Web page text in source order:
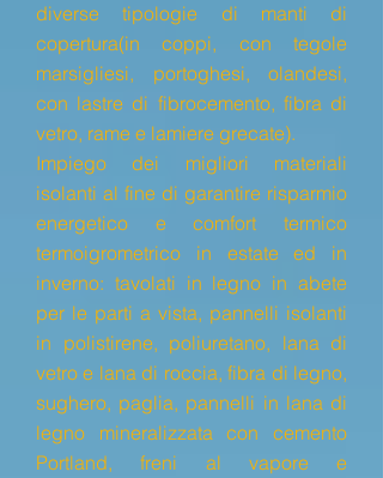
diverse tipologie di manti di
copertura(in coppi, con tegole
marsigliesi, portoghesi, olandesi,
con lastre di fibrocemento, fibra di
vetro, rame e lamiere grecate).
Impiego dei migliori materiali
isolanti al fine di garantire risparmio
energetico e comfort termico
termoigrometrico in estate ed in
inverno: tavolati in legno in abete
per le parti a vista, pannelli isolanti
in polistirene, poliuretano, lana di
vetro e lana di roccia, fibra di legno,
sughero, paglia, pannelli in lana di
legno mineralizzata con cemento
Portland, freni al vapore e